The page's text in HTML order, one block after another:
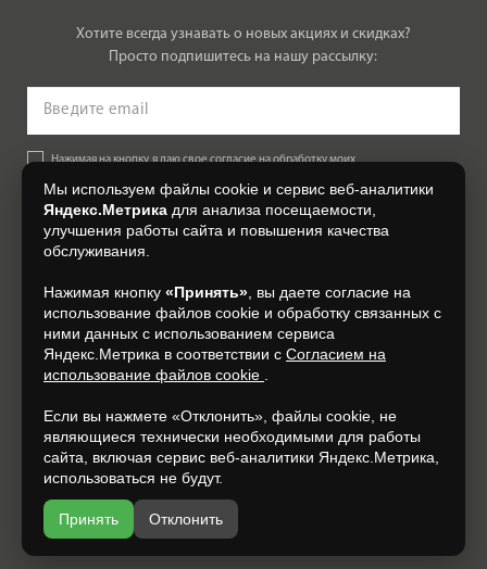
Хотите всегда узнавать о новых акциях и скидках?
Просто подпишитесь на нашу рассылку:
Нажимая на кнопку, я даю свое согласие на обработку моих
Согласии на обработку персональных данных.
+7 (4832) 300-007
Разработка и продвижение —
Мы используем файлы cookie и сервис веб-аналитики
Яндекс.Метрика для анализа посещаемости,
улучшения работы сайта и повышения качества
обслуживания.
Нажимая кнопку «Принять» , вы даете согласие на
использование файлов cookie и обработку связанных с
ними данных с использованием сервиса
Яндекс.Метрика в соответствии с Согласием на
использование файлов cookie
Если вы нажмете «Отклонить», файлы cookie, не
являющиеся технически необходимыми для работы
сайта, включая сервис веб-аналитики Яндекс.Метрика,
использоваться не будут.
Принять Отклонить